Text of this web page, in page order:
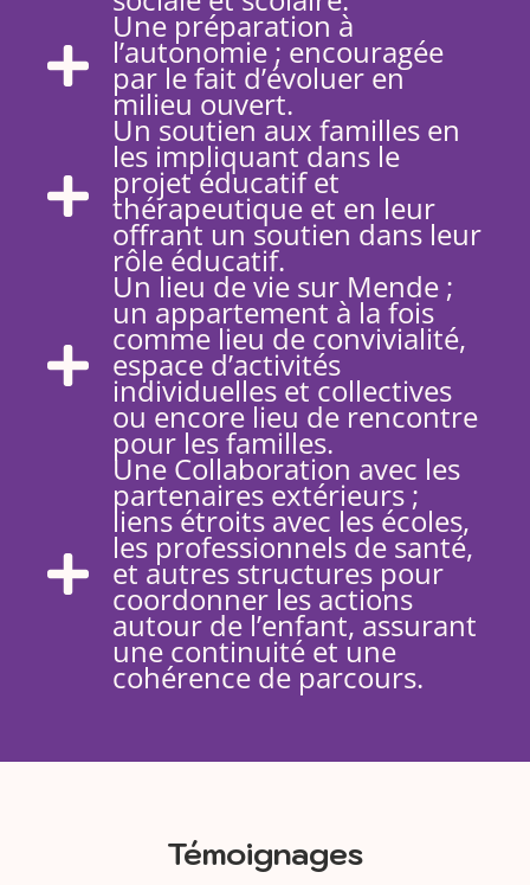
Une préparation à
l’autonomie ; encouragée
par le fait d’évoluer en
milieu ouvert.
Un soutien aux familles en
les impliquant dans le
projet éducatif et
thérapeutique et en leur
offrant un soutien dans leur
rôle éducatif.
Un lieu de vie sur Mende ;
un appartement à la fois
comme lieu de convivialité,
espace d’activités
individuelles et collectives
ou encore lieu de rencontre
pour les familles.
Une Collaboration avec les
partenaires extérieurs ;
liens étroits avec les écoles,
les professionnels de santé,
et autres structures pour
coordonner les actions
autour de l’enfant, assurant
une continuité et une
cohérence de parcours.
Témoignages